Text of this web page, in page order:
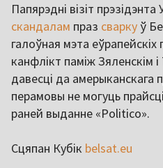
Папярэдні візіт
скандалам праз сваркуў
галоўная мэта еўрапейскіх
канфлікт паміж Зяленскім
давесці да амерыканскага
перамовы не могуць
раней выданне «Politico».
Сцяпан Кубік belsat.eu